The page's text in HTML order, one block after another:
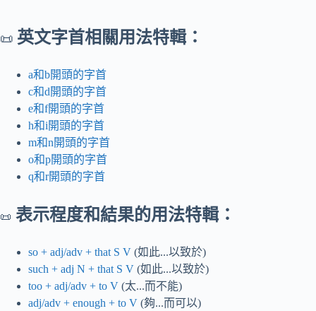
📜 英文字首相關用法特輯：
a和b開頭的字首
c和d開頭的字首
e和f開頭的字首
h和i開頭的字首
m和n開頭的字首
o和p開頭的字首
q和r開頭的字首
📜 表示程度和結果的用法特輯：
so + adj/adv + that S V (如此...以致於)
such + adj N + that S V (如此...以致於)
too + adj/adv + to V (太...而不能)
adj/adv + enough + to V (夠...而可以)